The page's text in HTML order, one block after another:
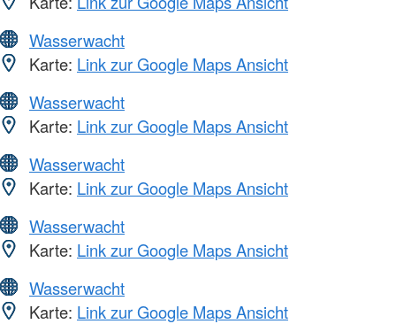
Wasserwacht
Karte: Link zur Google Maps Ansicht
Wasserwacht
Karte: Link zur Google Maps Ansicht
Wasserwacht
Karte: Link zur Google Maps Ansicht
Wasserwacht
Karte: Link zur Google Maps Ansicht
Wasserwacht
Karte: Link zur Google Maps Ansicht